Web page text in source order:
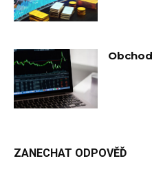
ZANECHAT ODPOVĚĎ